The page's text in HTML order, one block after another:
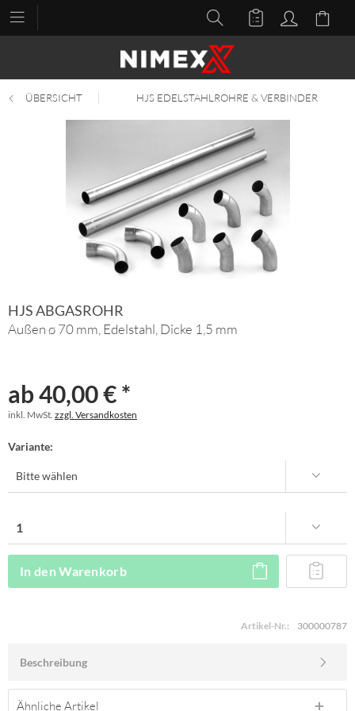
ÜBERSICHT HJS EDELSTAHLROHRE & VERBINDER
HJS ABGASROHR
Außen ø 70 mm, Edelstahl, Dicke 1,5 mm
ab 40,00 € *
inkl. MwSt. zzgl. Versandkosten
Variante:
In den Warenkorb
Artikel-Nr.: 300000787
Beschreibung
Ähnliche Artikel